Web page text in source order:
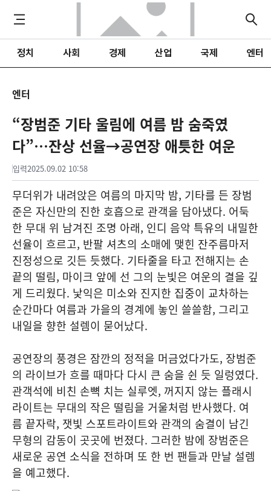
정치 사회 경제 산업 국제 엔터
엔터
“장범준 기타 울림에 여름 밤 숨죽였
다”…잔상 선율→공연장 애틋한 여운
입력2025.09.02 10:58
무더위가 내려앉은 여름의 마지막 밤, 기타를 든 장범
준은 자신만의 진한 호흡으로 관객을 담아냈다. 어둑
한 무대 위 남겨진 조명 아래, 인디 음악 특유의 내밀한
선율이 흐르고, 반팔 셔츠의 소매에 맺힌 잔주름마저
진정성으로 깃든 듯했다. 기타줄을 타고 전해지는 손
끝의 떨림, 마이크 앞에 선 그의 눈빛은 여운의 결을 깊
게 드리웠다. 낯익은 미소와 진지한 집중이 교차하는
순간마다 여름과 가을의 경계에 놓인 쓸쓸함, 그리고
내일을 향한 설렘이 묻어났다.
공연장의 풍경은 잠깐의 정적을 머금었다가도, 장범준
의 라이브가 흐를 때마다 다시 큰 숨을 쉰 듯 일렁였다.
관객석에 비친 손뼉 치는 실루엣, 꺼지지 않는 플래시
라이트는 무대의 작은 떨림을 거울처럼 반사했다. 여
름 끝자락, 잿빛 스포트라이트와 관객의 숨결이 남긴
무형의 감동이 곳곳에 번졌다. 그러한 밤에 장범준은
새로운 공연 소식을 전하며 또 한 번 팬들과 만날 설렘
을 예고했다.